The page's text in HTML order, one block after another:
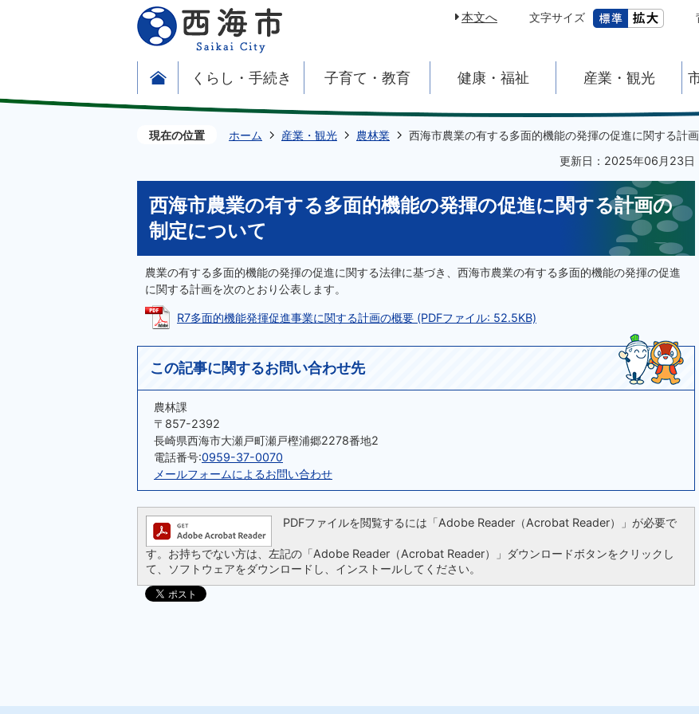
本文へ 文字サイズ
くらし・手続き 子育て・教育 健康・福祉 産業・観光
現在の位置 ホーム 産業・観光 農林業
西海市農業の有する多面的機能の発揮の促進に関する計
更新日：2025年06月23日
西海市農業の有する多面的機能の発揮の促進に関する計画の
制定について
農業の有する多面的機能の発揮の促進に関する法律に基づき、西海市農業の有する多面的機能の発揮の促進
に関する計画を次のとおり公表します。
R7多面的機能発揮促進事業に関する計画の概要 (PDFファイル: 52.5KB)
この記事に関するお問い合わせ先
農林課
〒857-2392
長崎県西海市大瀬戸町瀬戸樫浦郷2278番地2
電話番号:0959-37-0070
メールフォームによるお問い合わせ
PDFファイルを閲覧するには「Adobe Reader（Acrobat Reader）」が必要で
す。お持ちでない方は、左記の「Adobe Reader（Acrobat Reader）」ダウンロードボタンをクリックし
て、ソフトウェアをダウンロードし、インストールしてください。